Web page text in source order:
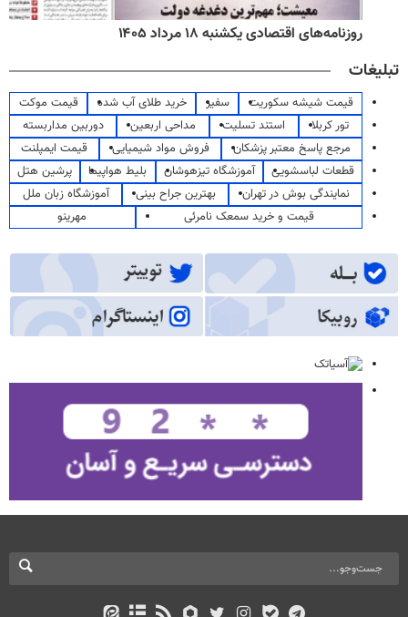
روزنامه‌های اقتصادی یکشنبه ۱۸ مرداد ۱۴۰۵
تبلیغات
قیمت شیشه سکوریت سفیر خرید طلای آب شده
قیمت موکت
تور کربلا
استند تسلیت مداحی اربعین
دوربین مداربسته
مرجع پاسخ معتبر پزشکان
فروش مواد شیمیایی
قیمت ایمپلنت
قطعات لباسشویی
آموزشگاه تیزهوشان بلیط هواپیما
پرشین هتل
نمایندگی بوش در تهران
بهترین جراح بینی
آموزشگاه زبان ملل
قیمت و خرید سمعک نامرئی
مهرینو